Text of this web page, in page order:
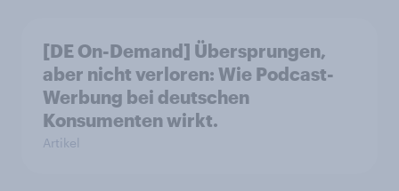
[DE On-Demand] Übersprungen,
aber nicht verloren: Wie Podcast-
Werbung bei deutschen
Konsumenten wirkt.
Artikel